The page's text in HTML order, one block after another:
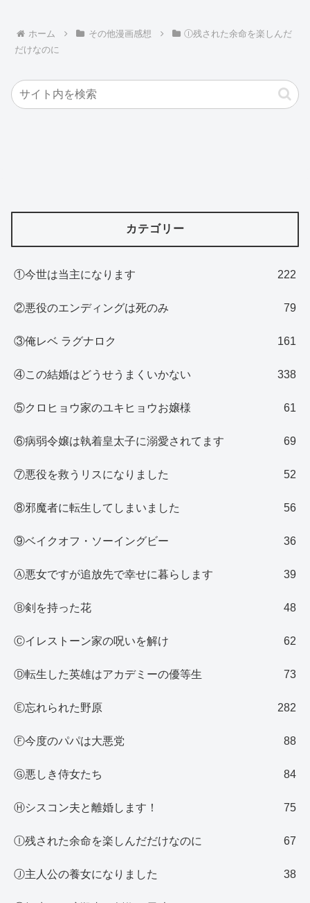
ホーム その他漫画感想
Ⓘ残された余命を楽しんだ
だけなのに
カテゴリー
①今世は当主になります 222
②悪役のエンディングは死のみ 79
③俺レベ ラグナロク 161
④この結婚はどうせうまくいかない 338
⑤クロヒョウ家のユキヒョウお嬢様 61
⑥病弱令嬢は執着皇太子に溺愛されてます 69
⑦悪役を救うリスになりました 52
⑧邪魔者に転生してしまいました 56
⑨ベイクオフ・ソーイングビー 36
Ⓐ悪女ですが追放先で幸せに暮らします 39
Ⓑ剣を持った花 48
Ⓒイレストーン家の呪いを解け 62
Ⓓ転生した英雄はアカデミーの優等生 73
Ⓔ忘れられた野原 282
Ⓕ今度のパパは大悪党 88
Ⓖ悪しき侍女たち 84
Ⓗシスコン夫と離婚します！ 75
Ⓘ残された余命を楽しんだだけなのに 67
Ⓙ主人公の養女になりました 38